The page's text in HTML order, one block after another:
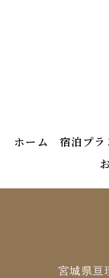
ホーム 宿泊プラ
宮城県亘